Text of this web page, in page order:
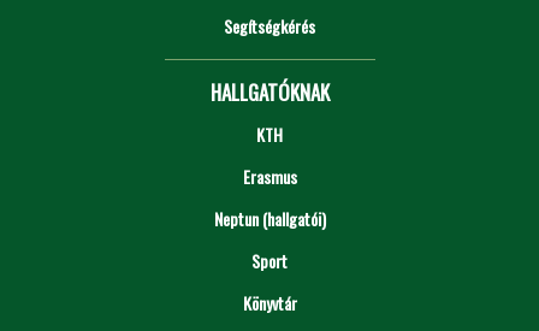
Segítségkérés
HALLGATÓKNAK
KTH
Erasmus
Neptun (hallgatói)
Sport
Könyvtár